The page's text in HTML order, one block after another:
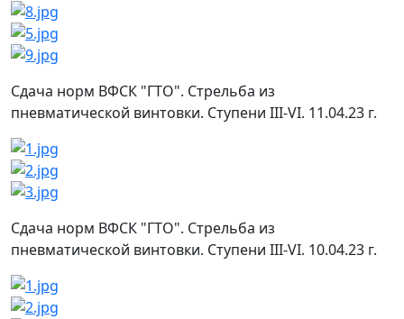
Сдача норм ВФСК "ГТО". Стрельба из
пневматической винтовки. Ступени III-VI. 11.04.23 г.
Сдача норм ВФСК "ГТО". Стрельба из
пневматической винтовки. Ступени III-VI. 10.04.23 г.